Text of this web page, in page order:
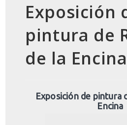
Exposición
pintura de
de la Encina
Exposición de pintura
Encina